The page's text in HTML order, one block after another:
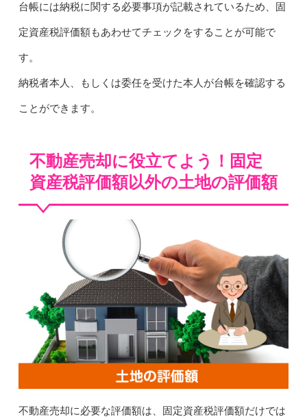
台帳には納税に関する必要事項が記載されているため、固
定資産税評価額もあわせてチェックをすることが可能で
す。
納税者本人、もしくは委任を受けた本人が台帳を確認する
ことができます。
不動産売却に役立てよう！固定
資産税評価額以外の土地の評価額
不動産売却に必要な評価額は、固定資産税評価額だけでは